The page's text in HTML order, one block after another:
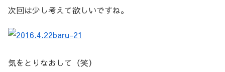
次回は少し考えて欲しいですね。
気をとりなおして（笑）